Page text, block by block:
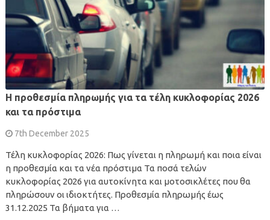
Η προθεσμία πληρωμής για τα τέλη κυκλοφορίας 2026
και τα πρόστιμα
7th December 2025
Τέλη κυκλοφορίας 2026: Πως γίνεται η πληρωμή και ποια είναι
η προθεσμία και τα νέα πρόστιμα Τα ποσά τελών
κυκλοφορίας 2026 για αυτοκίνητα και μοτοσικλέτες που θα
πληρώσουν οι ιδιοκτήτες. Προθεσμία πληρωμής έως
31.12.2025 Τα βήματα για …